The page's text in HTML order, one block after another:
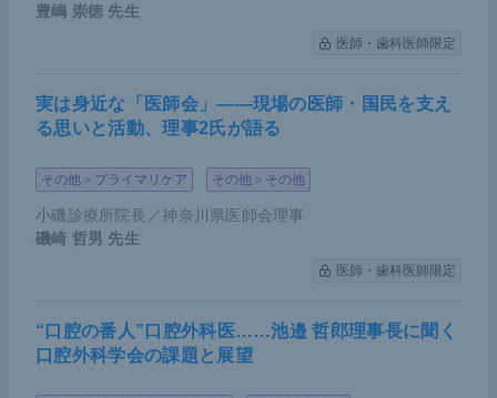
豊嶋 崇徳 先生
医師・歯科医師限定
実は身近な「医師会」――現場の医師・国民を支え
る思いと活動、理事2氏が語る
その他＞プライマリケア その他＞その他
小磯診療所院長／神奈川県医師会理事
磯崎 哲男 先生
医師・歯科医師限定
“口腔の番人”口腔外科医……池邉 哲郎理事長に聞く
口腔外科学会の課題と展望